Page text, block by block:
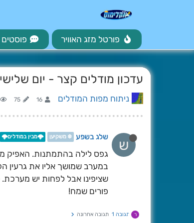
פורטל מזג האוויר פוסטים
עדכון מודלים קצר - יום
ניתוח מפות המודלים 16
75
ש שלג בשפע ❄️ משקיען 🌩️מבין במודלים🌩️
גפס לילה בהתמתנות. האפיק
במערב שמושך אליו את גרעין
שציפינו אבל לפחות יש מערכת.
פורים שמח!
ר תגובה 1 תגובה אחרונה